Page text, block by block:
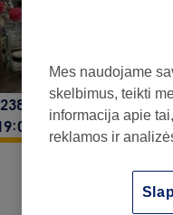
Mes naudojame
skelbimus, teikti
informacija apie
reklamos ir